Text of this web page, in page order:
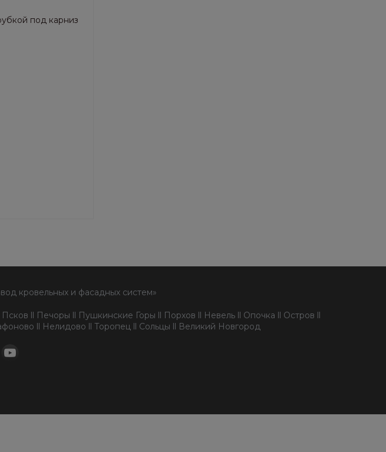
под карниз
кровельных и фасадных систем»
ll Печоры ll Пушкинские Горы ll Порхов ll Невель ll Опочка ll Остров ll
ll Нелидово ll Торопец ll Сольцы ll Великий Новгород